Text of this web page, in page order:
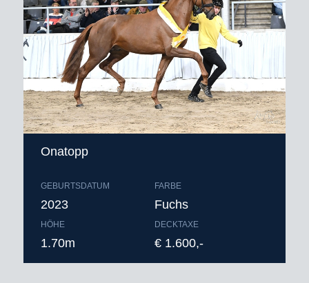
Onatopp
GEBURTSDATUM
2023
HÖHE
1.70m
FARBE
Fuchs
DECKTAXE
€ 1.600,-